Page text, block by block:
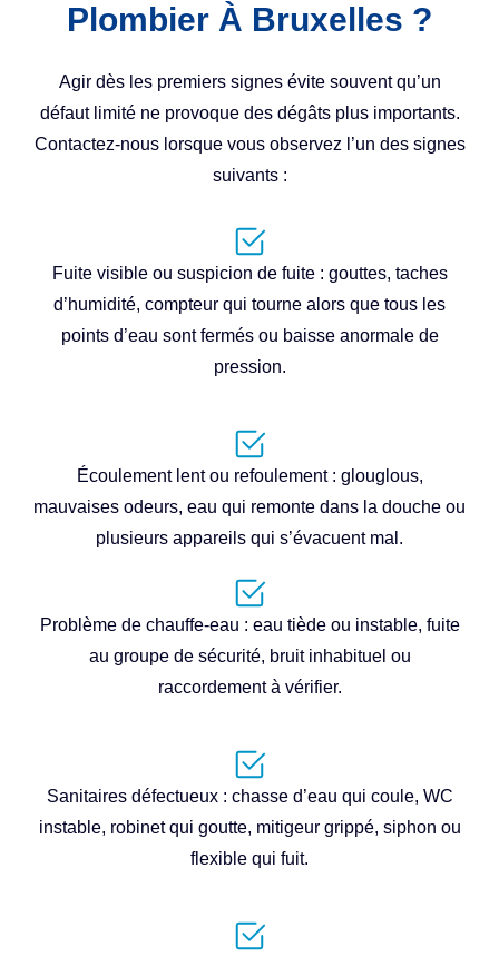
Plombier À Bruxelles ?
Agir dès les premiers signes évite souvent qu’un
défaut limité ne provoque des dégâts plus importants.
Contactez-nous lorsque vous observez l’un des signes
suivants :
Fuite visible ou suspicion de fuite : gouttes, taches
d’humidité, compteur qui tourne alors que tous les
points d’eau sont fermés ou baisse anormale de
pression.
Écoulement lent ou refoulement : glouglous,
mauvaises odeurs, eau qui remonte dans la douche ou
plusieurs appareils qui s’évacuent mal.
Problème de chauffe-eau : eau tiède ou instable, fuite
au groupe de sécurité, bruit inhabituel ou
raccordement à vérifier.
Sanitaires défectueux : chasse d’eau qui coule, WC
instable, robinet qui goutte, mitigeur grippé, siphon ou
flexible qui fuit.